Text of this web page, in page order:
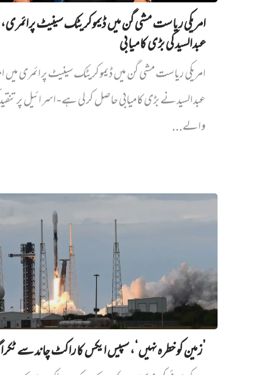
امریکی ریاست مشی گن میں ڈیموکریٹک سینیٹ پرائمری،
عبدالسید کی بڑی کامیابی
امریکی ریاست مشی گن میں ڈیموکریٹک سینیٹ پرائمری میں‌
عبدالسید نے بڑی کامیابی حاصل کر لی ہے- اسرائیل پر
والے...
’زمین کو خطرہ نہیں‘، سپیس ایکس کا راکٹ چاند سے ٹکرا